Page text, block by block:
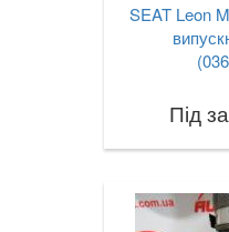
SEAT Leon
Під